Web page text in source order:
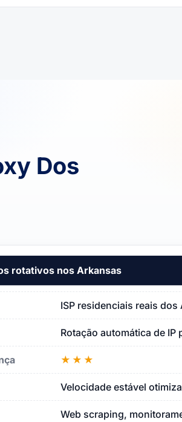
Dos
rotativos nos Arkansas
ISP residenciais reais
Rotação automática de
★★★
Velocidade estável
Web scraping,